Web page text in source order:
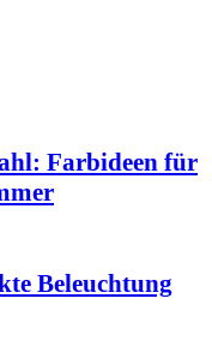
Farbideen für
Beleuchtung